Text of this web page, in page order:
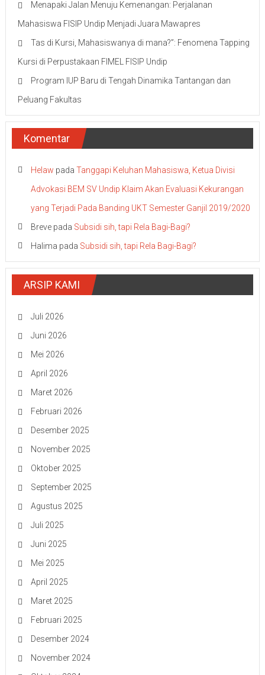
Menapaki Jalan Menuju Kemenangan: Perjalanan
Mahasiswa FISIP Undip Menjadi Juara Mawapres
Tas di Kursi, Mahasiswanya di mana?”: Fenomena Tapping
Kursi di Perpustakaan FIMEL FISIP Undip
Program IUP Baru di Tengah Dinamika Tantangan dan
Peluang Fakultas
Komentar
Helaw pada Tanggapi Keluhan Mahasiswa, Ketua Divisi
Advokasi BEM SV Undip Klaim Akan Evaluasi Kekurangan
yang Terjadi Pada Banding UKT Semester Ganjil 2019/2020
Brevepada Subsidi sih, tapi Rela Bagi-Bagi?
Halima pada Subsidi sih, tapi Rela Bagi-Bagi?
ARSIP KAMI
Juli 2026
Juni 2026
Mei 2026
April 2026
Maret 2026
Februari 2026
Desember 2025
November 2025
Oktober 2025
September 2025
Agustus 2025
Juli 2025
Juni 2025
Mei 2025
April 2025
Maret 2025
Februari 2025
Desember 2024
November 2024